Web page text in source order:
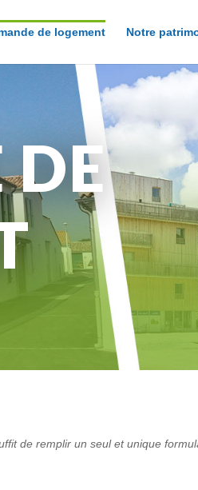
de logement Notre
de remplir un seul et unique